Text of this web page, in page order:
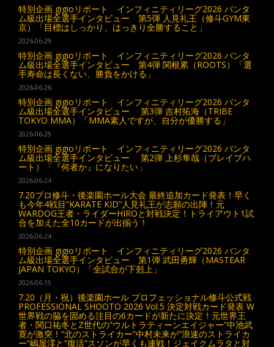
特別企画 gigioリポート インフィニティリーグ2026 バンタ
ム級出場全選手インタビュー 第5弾 人見礼王（修斗GYM東
京）「目標はしっかり、はっきり全勝すること」
2026-06-29
特別企画 gigioリポート インフィニティリーグ2026 バンタ
ム級出場全選手インタビュー 第4弾 関根累（ROOTS）「選
手寿命は長くない、勝負をかける」
2026-06-26
特別企画 gigioリポート インフィニティリーグ2026 バンタ
ム級出場全選手インタビュー 第3弾 吉村拓海（TRIBE
TOKYO MMA）「MMA素人ですが、自分が優勝する」
2026-06-25
特別企画 gigioリポート インフィニティリーグ2026 バンタ
ム級出場全選手インタビュー 第2弾 上杉隼哉（ブレイブハ
ート）「『何者か』になりたい」
2026-06-24
7.20プロ修斗・後楽園ホール大会 最終追加カード発表！早く
も今年4戦目“KARATE KID”人見礼王が志願の出陣！元
WARDOG王者・ライダーHIROと対戦決定！トライアウト1試
合を加えた全10カードが出揃う！
2026-06-24
特別企画 gigioリポート インフィニティリーグ2026 バンタ
ム級出場全選手インタビュー 第1弾 武田勇輝（MASTEAR
JAPAN TOKYO）「全試合が下剋上」
2026-06-15
7.20（月・祝）後楽園ホール プロフェッショナル修斗公式戦
PROFESSIONAL SHOOTO 2026 Vol.5 決定対戦カード発表 W
世界戦の脇を固める注目の6カードが新たに決定！元世界王
者・関口祐冬とZ世代の“ウルトラティーンエイジャー”中池武
寛が激突！“北のストライカー”中村未来が“浪速のストライカ
ー”嶋屋澪と“復活”スソンが早くも連戦！ジェイクムラタと対